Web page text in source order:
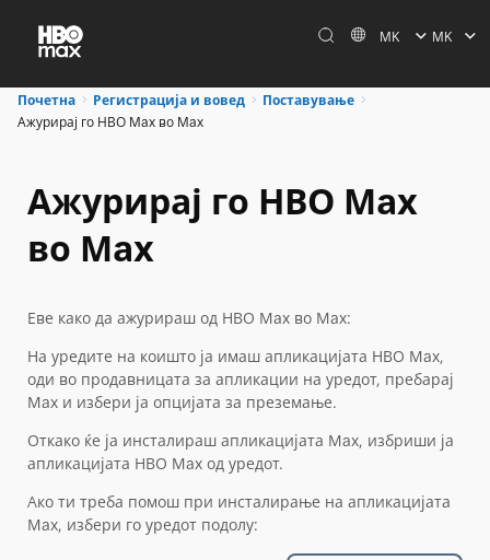
MK MK
Почетна Регистрација и вовед
Поставување
Ажурирај го HBO Max во Max
Ажурирај го HBO Max
во Max
Еве како да ажурираш од HBO Max во Max:
На уредите на коишто ја имаш апликацијата HBO Max,
оди во продавницата за апликации на уредот, пребарај
Max и избери ја опцијата за преземање.
Откако ќе ја инсталираш апликацијата Max, избриши ја
апликацијата HBO Max од уредот.
Ако ти треба помош при инсталирање на апликацијата
Max, избери го уредот подолу: